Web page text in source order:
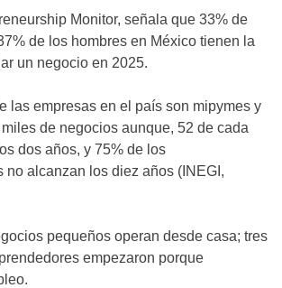
Monitor, señala que 33% de
de los hombres en México tienen la
un negocio en 2025.
las empresas en el país son mipymes y
de negocios aunque, 52 de cada
dos años, y 75% de los
no alcanzan los diez años (INEGI,
pequeños operan desde casa; tres
empezaron porque